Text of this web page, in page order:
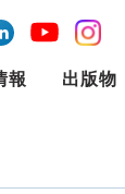
サイト内検索
報 出版物
スレター